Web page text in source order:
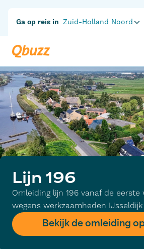
Ga op reis in Zuid-Holland Noord
Lijn 196
Omleiding lijn 196 vanaf de eerste
wegens werkzaamheden IJsseldijk
Bekijk de omleiding